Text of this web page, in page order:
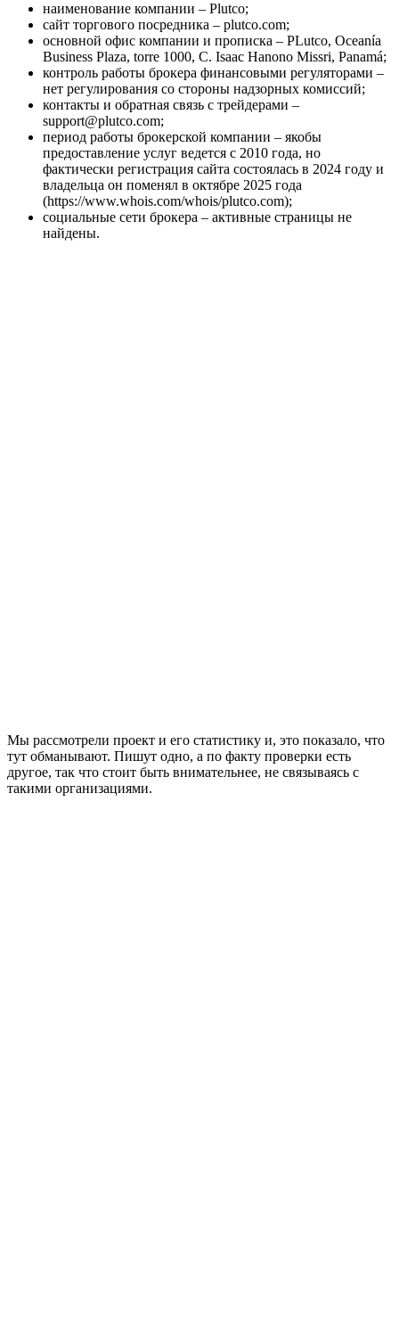
наименование компании – Plutco;
сайт торгового посредника – plutco.com;
основной офис компании и прописка – PLutco, Oceanía
Business Plaza, torre 1000, C. Isaac Hanono Missri, Panamá;
контроль работы брокера финансовыми регуляторами –
нет регулирования со стороны надзорных комиссий;
контакты и обратная связь с трейдерами –
support@plutco.com;
период работы брокерской компании – якобы
предоставление услуг ведется с 2010 года, но
фактически регистрация сайта состоялась в 2024 году и
владельца он поменял в октябре 2025 года
(https://www.whois.com/whois/plutco.com);
социальные сети брокера – активные страницы не
найдены.
Мы рассмотрели проект и его статистику и, это показало, что
тут обманывают. Пишут одно, а по факту проверки есть
другое, так что стоит быть внимательнее, не связываясь с
такими организациями.